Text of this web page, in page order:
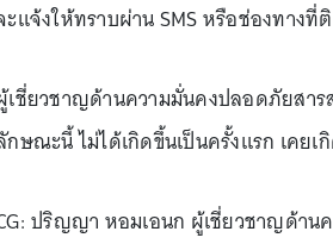
ะแจ้งให้ทราบผ่าน SMS หรือช่องทาง
เชี่ยวชาญด้านความมั่นคงปลอดภัยสาร
กษณะนี้ ไม่ได้เกิดขึ้นเป็นครั้งแรก เคย
ปริญญา หอมเอนก ผู้เชี่ยวชาญด้าน